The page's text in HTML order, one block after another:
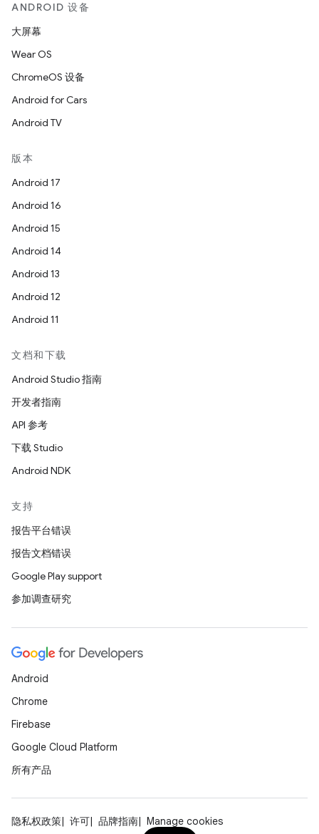
ANDROID 设备
大屏幕
Wear OS
ChromeOS 设备
Android for Cars
Android TV
版本
Android 17
Android 16
Android 15
Android 14
Android 13
Android 12
Android 11
文档和下载
Android Studio 指南
开发者指南
API 参考
下载 Studio
Android NDK
支持
报告平台错误
报告文档错误
Google Play support
参加调查研究
Android
Chrome
Firebase
Google Cloud Platform
所有产品
隐私权政策 许可 品牌指南 Manage cookies